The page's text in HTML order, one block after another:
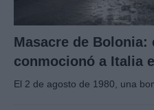
Masacre de Bolonia:
conmocionó a Italia
El 2 de agosto de 1980, una